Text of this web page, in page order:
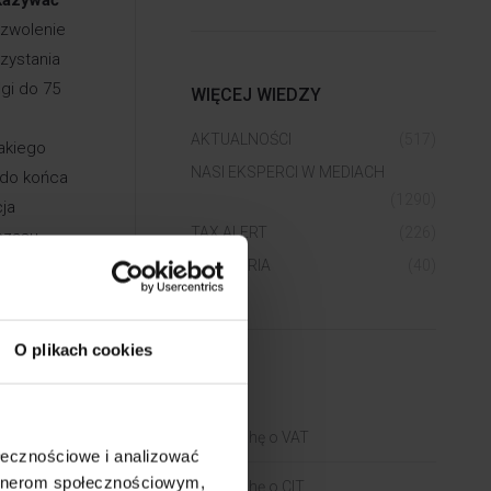
O plikach cookies
i analizować
społecznościowym,
do 75
końca
roku
–
WIĘCEJ WIEDZY
AKTUALNOŚCI
NASI EKSPERCI W MEDIACH
TAX ALERT
WEBINARIA
Trochę o VAT
Trochę o CIT